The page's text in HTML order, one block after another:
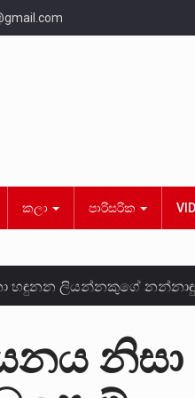
කලා පාරිසරික
හඳුනන ලියන්නකුගේ
අපරාධකරුවකු වන ලොකු
නිසා